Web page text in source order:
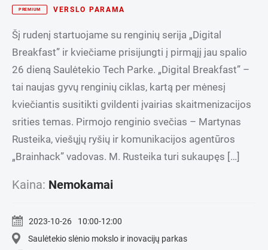
PREMIUM VERSLO PARAMA
Šį rudenį startuojame su renginių serija „Digital
Breakfast” ir kviečiame prisijungti į pirmąjį jau spalio
26 dieną Saulėtekio Tech Parke. „Digital Breakfast” –
tai naujas gyvų renginių ciklas, kartą per mėnesį
kviečiantis susitikti gvildenti įvairias skaitmenizacijos
srities temas. Pirmojo renginio svečias – Martynas
Rusteika, viešųjų ryšių ir komunikacijos agentūros
„Brainhack” vadovas. M. Rusteika turi sukaupęs […]
Kaina: Nemokamai
2023-10-26
10:00-12:00
Saulėtekio slėnio mokslo ir inovacijų parkas